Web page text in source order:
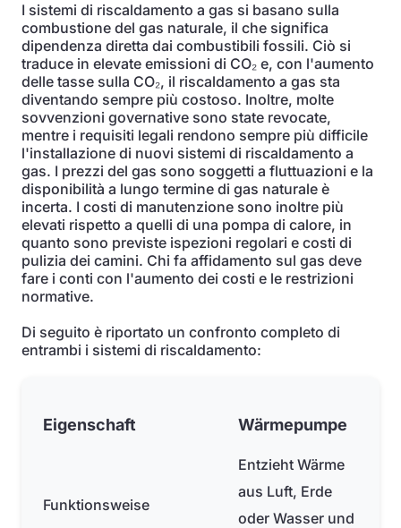
I sistemi di riscaldamento a gas si basano sulla
combustione del gas naturale, il che significa
dipendenza diretta dai combustibili fossili. Ciò si
traduce in elevate emissioni di CO₂ e, con l'aumento
delle tasse sulla CO₂, il riscaldamento a gas sta
diventando sempre più costoso. Inoltre, molte
sovvenzioni governative sono state revocate,
mentre i requisiti legali rendono sempre più difficile
l'installazione di nuovi sistemi di riscaldamento a
gas. I prezzi del gas sono soggetti a fluttuazioni e la
disponibilità a lungo termine di gas naturale è
incerta. I costi di manutenzione sono inoltre più
elevati rispetto a quelli di una pompa di calore, in
quanto sono previste ispezioni regolari e costi di
pulizia dei camini. Chi fa affidamento sul gas deve
fare i conti con l'aumento dei costi e le restrizioni
normative.
Di seguito è riportato un confronto completo di
entrambi i sistemi di riscaldamento:
Eigenschaft Wärmepumpe
Funktionsweise
Entzieht Wärme
aus Luft, Erde
oder Wasser und